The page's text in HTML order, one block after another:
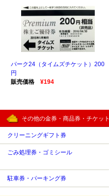
パーク24（タイムズチケット）200
円
販売価格
¥194
その他の金券・商品券・チケット
クリーニングギフト券
ごみ処理券・ゴミシール
駐車券・パーキング券